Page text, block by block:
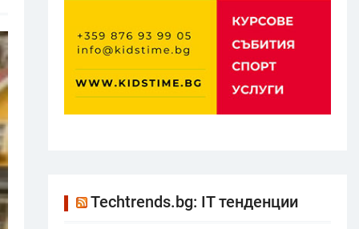
Techtrends.bg: IT тенденции